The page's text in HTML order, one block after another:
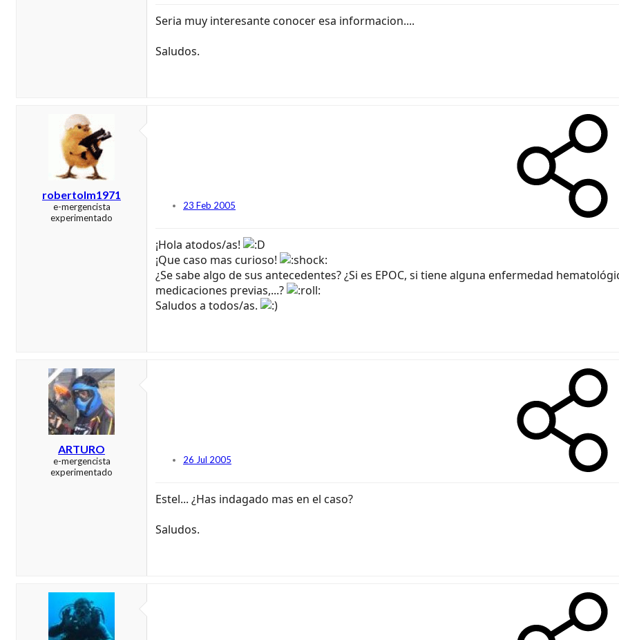
Seria muy interesante conocer esa informacion....
Saludos.
robertolm1971
e-mergencista
experimentado
23 Feb 2005
¡Hola atodos/as!
¡Que caso mas curioso!
¿Se sabe algo de sus antecedentes? ¿Si es EPOC, si tiene alguna enfermedad
medicaciones previas,...?
Saludos a todos/as.
ARTURO
e-mergencista
experimentado
26 Jul 2005
Estel... ¿Has indagado mas en el caso?
Saludos.